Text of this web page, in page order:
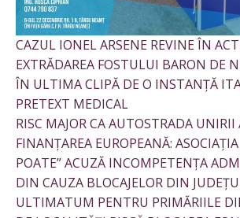
CAZUL IONEL ARSENE REVINE ÎN
EXTRĂDAREA FOSTULUI BARON DE
ÎN ULTIMA CLIPĂ DE O INSTANȚĂ
PRETEXT MEDICAL
RISC MAJOR CA AUTOSTRADA UNIRII
FINANȚAREA EUROPEANĂ:
POATE” ACUZĂ INCOMPETENȚA
DIN CAUZA BLOCAJELOR DIN
ULTIMATUM PENTRU PRIMĂRIILE